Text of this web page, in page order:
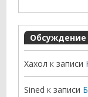
Обсуждение
Хахол к записи
Sined к записи